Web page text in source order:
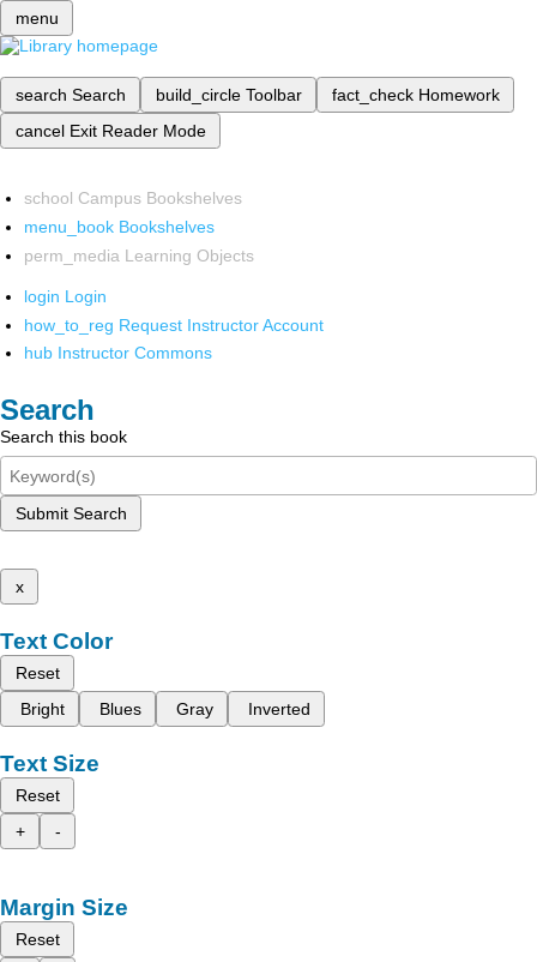
menu
search Search build_circle Toolbar fact_check Homework
cancel Exit Reader Mode
school Campus Bookshelves
menu_book Bookshelves
perm_media Learning Objects
login Login
how_to_reg Request Instructor Account
hub Instructor Commons
Search
Search this book
Submit Search
x
Text Color
Reset
Bright
Blues Gray Inverted
Text Size
Reset
+
-
Margin Size
Reset